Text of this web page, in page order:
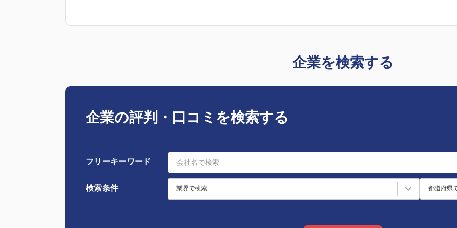
企業を検索する
企業の評判・口コミを検索する
フリーキーワード
検索条件 業界で検索 都道府県